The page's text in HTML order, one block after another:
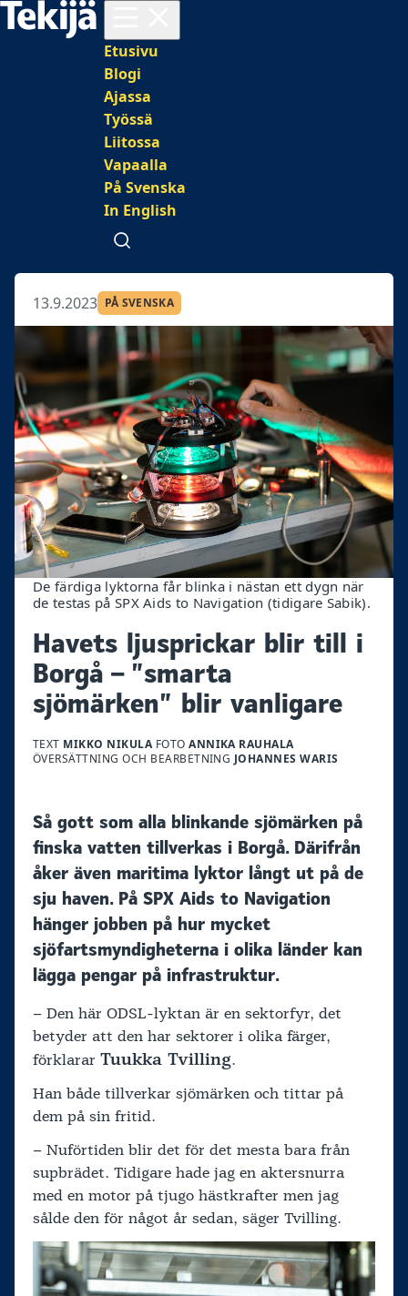
Päävalikko
Etusivu
Blogi
Ajassa
Työssä
Liitossa
Vapaalla
På Svenska
In English
Avaa haku
13.9.2023 PÅ SVENSKA
De färdiga lyktorna får blinka i nästan ett dygn när
de testas på SPX Aids to Navigation (tidigare Sabik).
Havets ljusprickar blir till i
Borgå – ”smarta
sjömärken” blir vanligare
TEXT MIKKO NIKULAFOTOANNIKA RAUHALA
ÖVERSÄTTNING OCH BEARBETNING JOHANNES WARIS
Så gott som alla blinkande sjömärken på
finska vatten tillverkas i Borgå. Därifrån
åker även maritima lyktor långt ut på de
sju haven. På SPX Aids to Navigation
hänger jobben på hur mycket
sjöfartsmyndigheterna i olika länder kan
lägga pengar på infrastruktur.
– Den här ODSL-lyktan är en sektorfyr, det
betyder att den har sektorer i olika färger,
förklarar Tuukka Tvilling.
Han både tillverkar sjömärken och tittar på
dem på sin fritid.
– Nuförtiden blir det för det mesta bara från
supbrädet. Tidigare hade jag en aktersnurra
med en motor på tjugo hästkrafter men jag
sålde den för något år sedan, säger Tvilling.